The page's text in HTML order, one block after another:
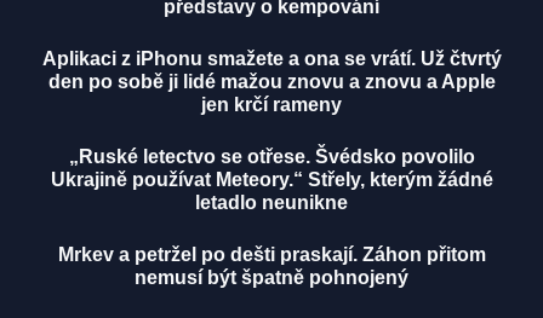
představy o kempování
Aplikaci z iPhonu smažete a ona se vrátí. Už čtvrtý
den po sobě ji lidé mažou znovu a znovu a Apple
jen krčí rameny
„Ruské letectvo se otřese. Švédsko povolilo
Ukrajině používat Meteory.“ Střely, kterým žádné
letadlo neunikne
Mrkev a petržel po dešti praskají. Záhon přitom
nemusí být špatně pohnojený